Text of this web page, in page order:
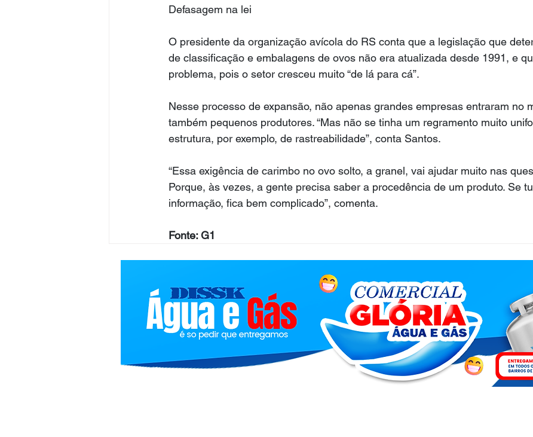
Defasagem na lei
O presidente da organização avícola do RS conta que a legislação que
de classificação e embalagens de ovos não era atualizada desde 1991, e
problema, pois o setor cresceu muito “de lá para cá”.
Nesse processo de expansão, não apenas grandes empresas entraram no
também pequenos produtores. “Mas não se tinha um regramento muito
estrutura, por exemplo, de rastreabilidade”, conta Santos.
“Essa exigência de carimbo no ovo solto, a granel, vai ajudar muito nas
Porque, às vezes, a gente precisa saber a procedência de um produto. Se
informação, fica bem complicado”, comenta.
Fonte: G1